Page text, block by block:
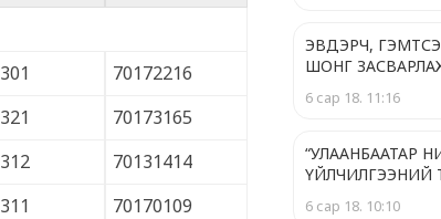
301
70172216
321
70173165
312
70131414
311
70170109
ЭВДЭРЧ,
ШОНГ
6 сар 18. 11:16
“УЛААНБААТАР
ҮЙЛЧИЛГЭЭНИЙ
6 сар 18. 10:10